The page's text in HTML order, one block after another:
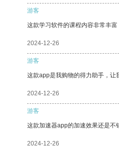
游客
这款学习软件的课程内容非常丰
2024-12-26
游客
这款app是我购物的得力助手，让
2024-12-26
游客
这款加速器app的加速效果还是不
2024-12-26